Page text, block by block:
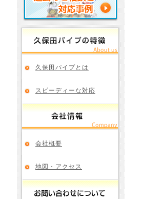
久保田パイプとは
スピーディーな対応
会社概要
地図・アクセス